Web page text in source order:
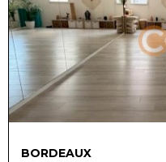
BORDEAUX